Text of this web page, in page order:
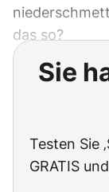
das so?
Sie
Testen Sie
GRATIS